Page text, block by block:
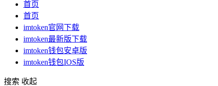
首页
首页
imtoken官网下载
imtoken最新版下载
imtoken钱包安卓版
imtoken钱包IOS版
搜索 收起